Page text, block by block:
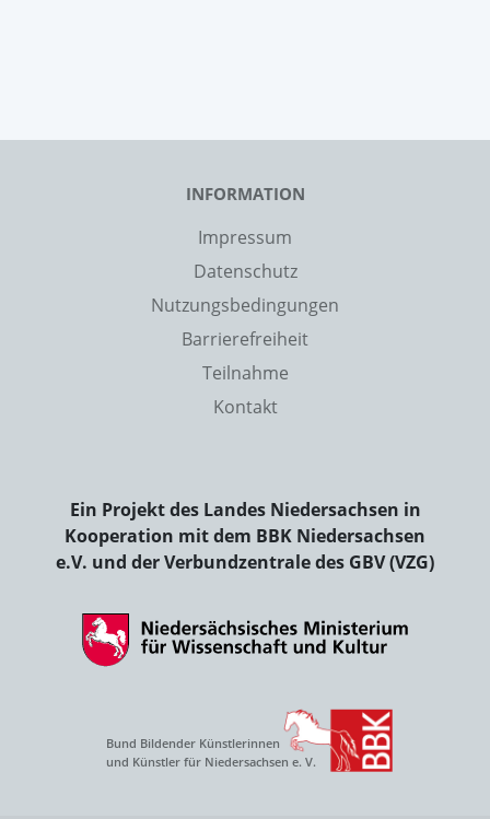
INFORMATION
Impressum
Datenschutz
Nutzungsbedingungen
Barrierefreiheit
Teilnahme
Kontakt
Ein Projekt des Landes Niedersachsen in
Kooperation mit dem BBK Niedersachsen
e.V. und der Verbundzentrale des GBV (VZG)
Bund Bildender Künstlerinnen
und Künstler für Niedersachsen e. V.